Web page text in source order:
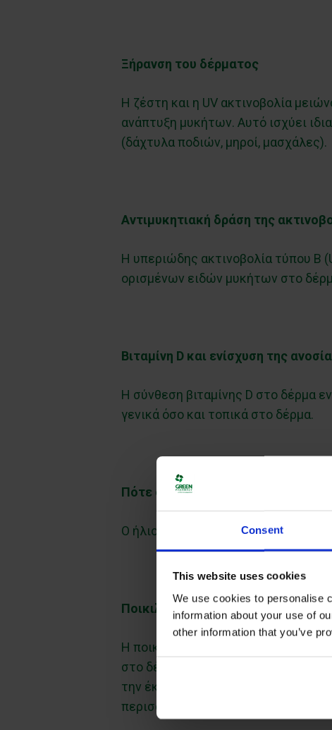
Consent
This website uses cookies
We use cookies to personalise
information about your use of
other information that you’ve
Ξήρανση του δέρματος
Η ζέστη και η UV ακτινοβολία
ανάπτυξη μυκήτων. Αυτό ισχύει
(δάχτυλα ποδιών, μηροί, μασχάλες).
Αντιμυκητιακή δράση της
Η υπεριώδης ακτινοβολία τύπου Β
ορισμένων ειδών μυκήτων στο
Βιταμίνη D και ενίσχυση της
Η σύνθεση βιταμίνης D στο δέρμα
γενικά όσο και τοπικά στο δέρμα.
Πότε ο ήλιος επιδεινώνει την
Ο ήλιος μπορεί να επιδεινώσει ή να
Ποικιλόχρους πιτυρίαση: ο
Η ποικιλόχρους πιτυρίαση είναι
στο δέρμα, συχνότερα σε στήθος,
την έκθεση στον ήλιο, οι
περισσότερο, ακόμη και αν έχει